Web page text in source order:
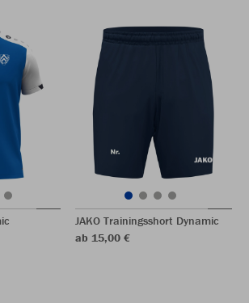
JAKO Trainingsshort Dynamic
ab 15,00 €